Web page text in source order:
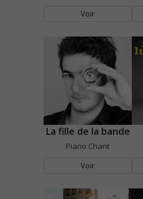
Voir
La fille de la bande
Piano Chant
Voir